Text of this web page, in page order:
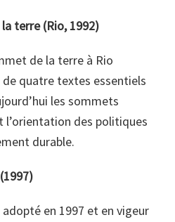
terre (Rio, 1992)
de la terre à Rio
de quatre textes essentiels
les sommets
des politiques
durable.
en 1997 et en vigeur